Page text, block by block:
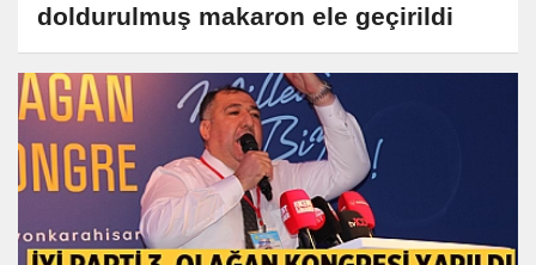
doldurulmuş makaron ele geçirildi